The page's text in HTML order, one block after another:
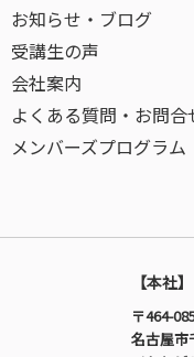
お知らせ・ブログ
受講生の声
会社案内
よくある質問・お問合
メンバーズプログラム
【本社】
〒464-
名古屋市